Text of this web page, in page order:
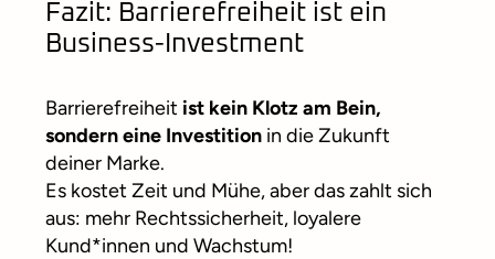
Fazit: Barrierefreiheit ist ein
Business-Investment
Barrierefreiheit ist kein Klotz am Bein,
sondern eine Investition in die Zukunft
deiner Marke.
Es kostet Zeit und Mühe, aber das zahlt sich
aus: mehr Rechtssicherheit, loyalere
Kund*innen und Wachstum!